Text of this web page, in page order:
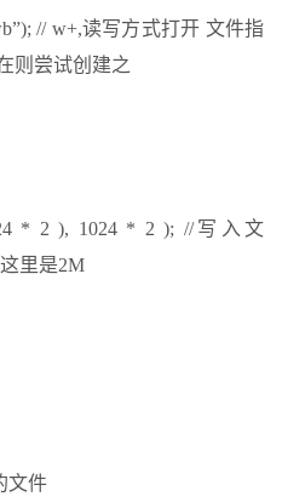
// w+,读写方式打开 文件指
则尝试创建之
* 2 ), 1024 * 2 ); //写入文
里是2M
文件